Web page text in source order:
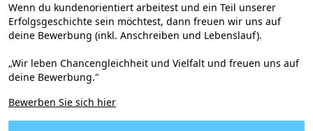
Wenn du kundenorientiert arbeitest und ein Teil unserer
Erfolgsgeschichte sein möchtest, dann freuen wir uns auf
deine Bewerbung (inkl. Anschreiben und Lebenslauf).
„Wir leben Chancengleichheit und Vielfalt und freuen uns auf
deine Bewerbung."
Bewerben Sie sich hier